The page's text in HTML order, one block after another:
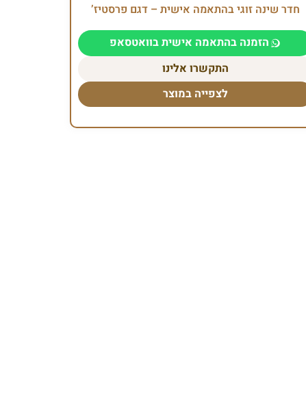
חדר שינה זוגי בהתאמה אישית – דגם פרסטיז’
הזמנה בהתאמה אישית בוואטסאפ
התקשרו אלינו
לצפייה במוצר